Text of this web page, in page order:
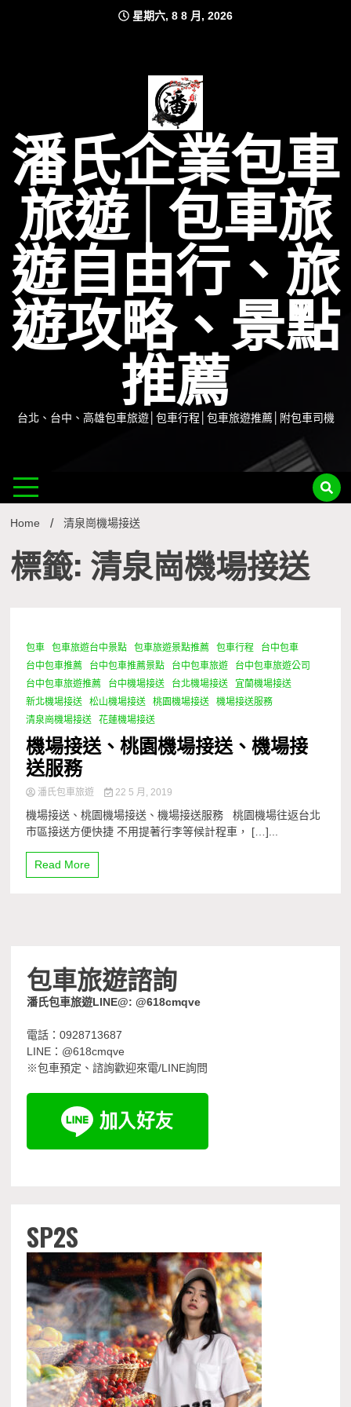
星期六, 8 8 月, 2026
潘氏企業包車
旅遊│包車旅
遊自由行、旅
遊攻略、景點
推薦
台北、台中、高雄包車旅遊│包車行程│包車旅遊推薦│附包車司機
Home 清泉崗機場接送
標籤: 清泉崗機場接送
0 Minutes
包車 包車旅遊台中景點 包車旅遊景點推薦 包車行程
台中包車
台中包車推薦
台中包車推薦景點 台中包車旅遊
台中包車旅遊公司
台中包車旅遊推薦
台中機場接送 台北機場接送
宜蘭機場接送
新北機場接送
松山機場接送 桃園機場接送
機場接送服務
清泉崗機場接送
花蓮機場接送
機場接送、桃園機場接送、機場接
送服務
潘氏包車旅遊 22 5 月, 2019
機場接送、桃園機場接送、機場接送服務 桃園機場往返台北
市區接送方便快捷 不用提著行李等候計程車， […]...
Read More
包車旅遊諮詢
潘氏包車旅遊LINE@: @618cmqve
電話：0928713687
LINE：@618cmqve
※包車預定、諮詢歡迎來電/LINE詢問
SP2S